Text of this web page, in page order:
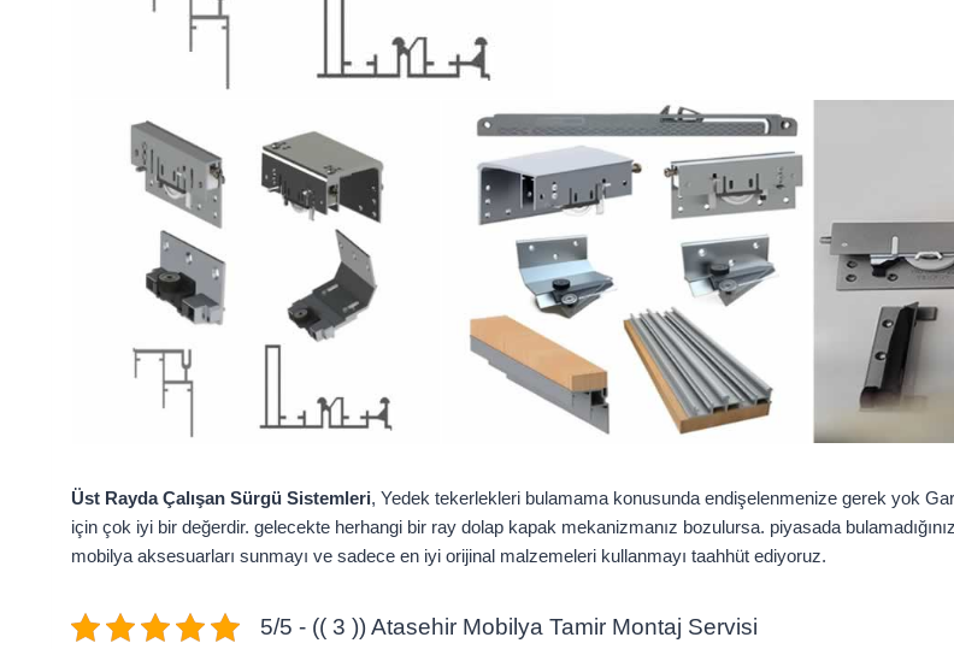
Üst Rayda Çalışan Sürgü Sistemleri, Yedek tekerlekleri bulamama konusunda endişelenmenize gerek yok
için çok iyi bir değerdir. gelecekte herhangi bir ray dolap kapak mekanizmanız bozulursa. piyasada
mobilya aksesuarları sunmayı ve sadece en iyi orijinal malzemeleri kullanmayı taahhüt ediyoruz.
5/5 - (( 3 )) Atasehir Mobilya Tamir Montaj Servisi